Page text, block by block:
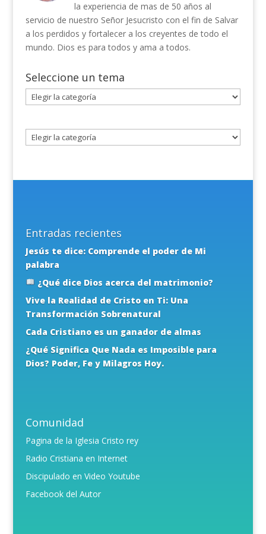
la experiencia de mas de 50 años al
servicio de nuestro Señor Jesucristo con el fin de Salvar
a los perdidos y fortalecer a los creyentes de todo el
mundo. Dios es para todos y ama a todos.
Seleccione un tema
Seleccione
un
Entradas recientes
Jesús te dice: Comprende el poder de Mi
palabra
¿Qué dice Dios acerca del matrimonio?
Vive la Realidad de Cristo en Ti: Una
Transformación Sobrenatural
Cada Cristiano es un ganador de almas
¿Qué Significa Que Nada es Imposible para
Dios? Poder, Fe y Milagros Hoy.
Comunidad
Pagina de la Iglesia Cristo rey
Radio Cristiana en Internet
Discipulado en Video Youtube
Facebook del Autor